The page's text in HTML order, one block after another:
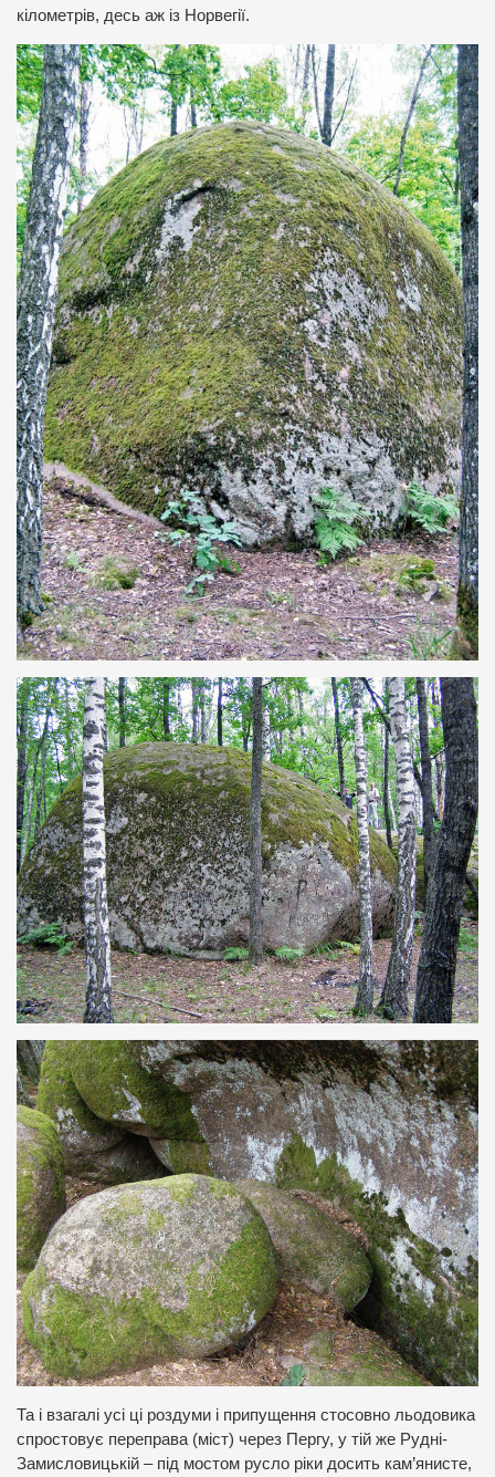
кілометрів, десь аж із Норвегії.
Та і взагалі усі ці роздуми і припущення стосовно льодовика
спростовує переправа (міст) через Пергу, у тій же Рудні-
Замисловицькій – під мостом русло ріки досить кам’янисте,